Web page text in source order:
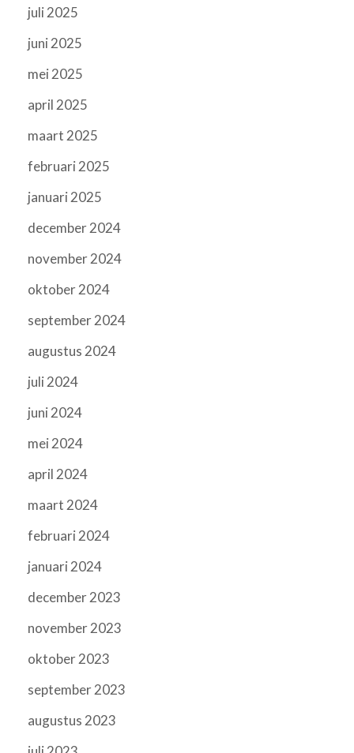
juli 2025
juni 2025
mei 2025
april 2025
maart 2025
februari 2025
januari 2025
december 2024
november 2024
oktober 2024
september 2024
augustus 2024
juli 2024
juni 2024
mei 2024
april 2024
maart 2024
februari 2024
januari 2024
december 2023
november 2023
oktober 2023
september 2023
augustus 2023